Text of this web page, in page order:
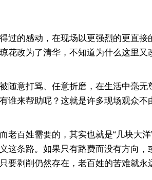
的感动，在现场以更强烈的更直接
花改为了清华，不知道为什么这里
意打骂、任意折磨，在生活中毫无
谁来帮助呢？这就是许多现场观众不
百姓需要的，其实也就是“几块大洋
这条路。如果只有路费而没有方向
要剥削仍然存在，老百姓的苦难就永